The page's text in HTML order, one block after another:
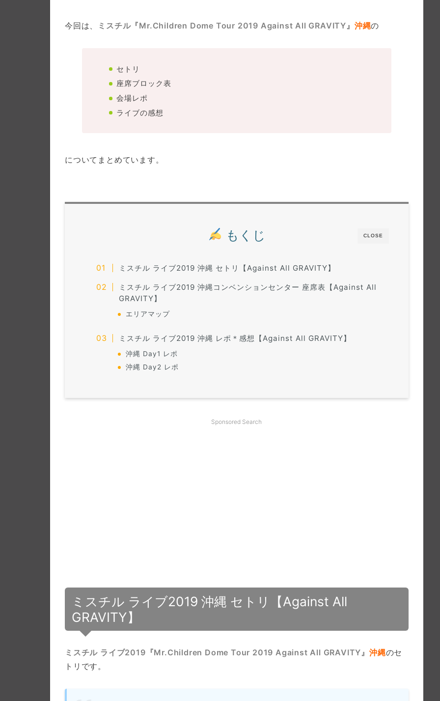
今回は、 ミスチル『Mr.Children Dome Tour 2019 Against All GRAVITY』 沖縄の
セトリ
座席ブロック表
会場レポ
ライブの感想
についてまとめています。
CLOSE
もくじ
ミスチル ライブ2019 沖縄 セトリ【Against All GRAVITY】
ミスチル ライブ2019 沖縄コンベンションセンター 座席表【Against All
GRAVITY】
エリアマップ
ミスチル ライブ2019 沖縄 レポ＊感想【Against All GRAVITY】
沖縄 Day1 レポ
沖縄 Day2 レポ
Sponsored Search
ミスチル ライブ2019 沖縄 セトリ【Against All
GRAVITY】
ミスチル ライブ2019『Mr.Children Dome Tour 2019 Against All GRAVITY』 沖縄のセ
トリです。